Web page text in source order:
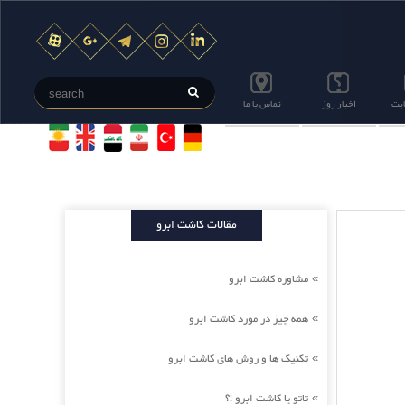
اخبار روز تماس با ما
مقالات کاشت ابرو
» مشاوره کاشت ابرو
» همه چیز در مورد کاشت ابرو
» تکنیک ها و روش های کاشت ابرو
» تاتو یا کاشت ابرو !؟